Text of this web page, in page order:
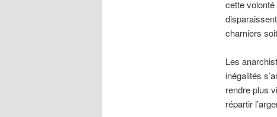
cette
charniers
Les
inégalités
rendre plus
répartir